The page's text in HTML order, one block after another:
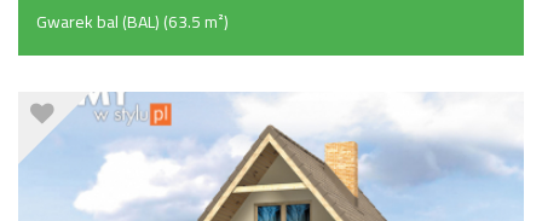
Gwarek bal (BAL) (63.5 m²)